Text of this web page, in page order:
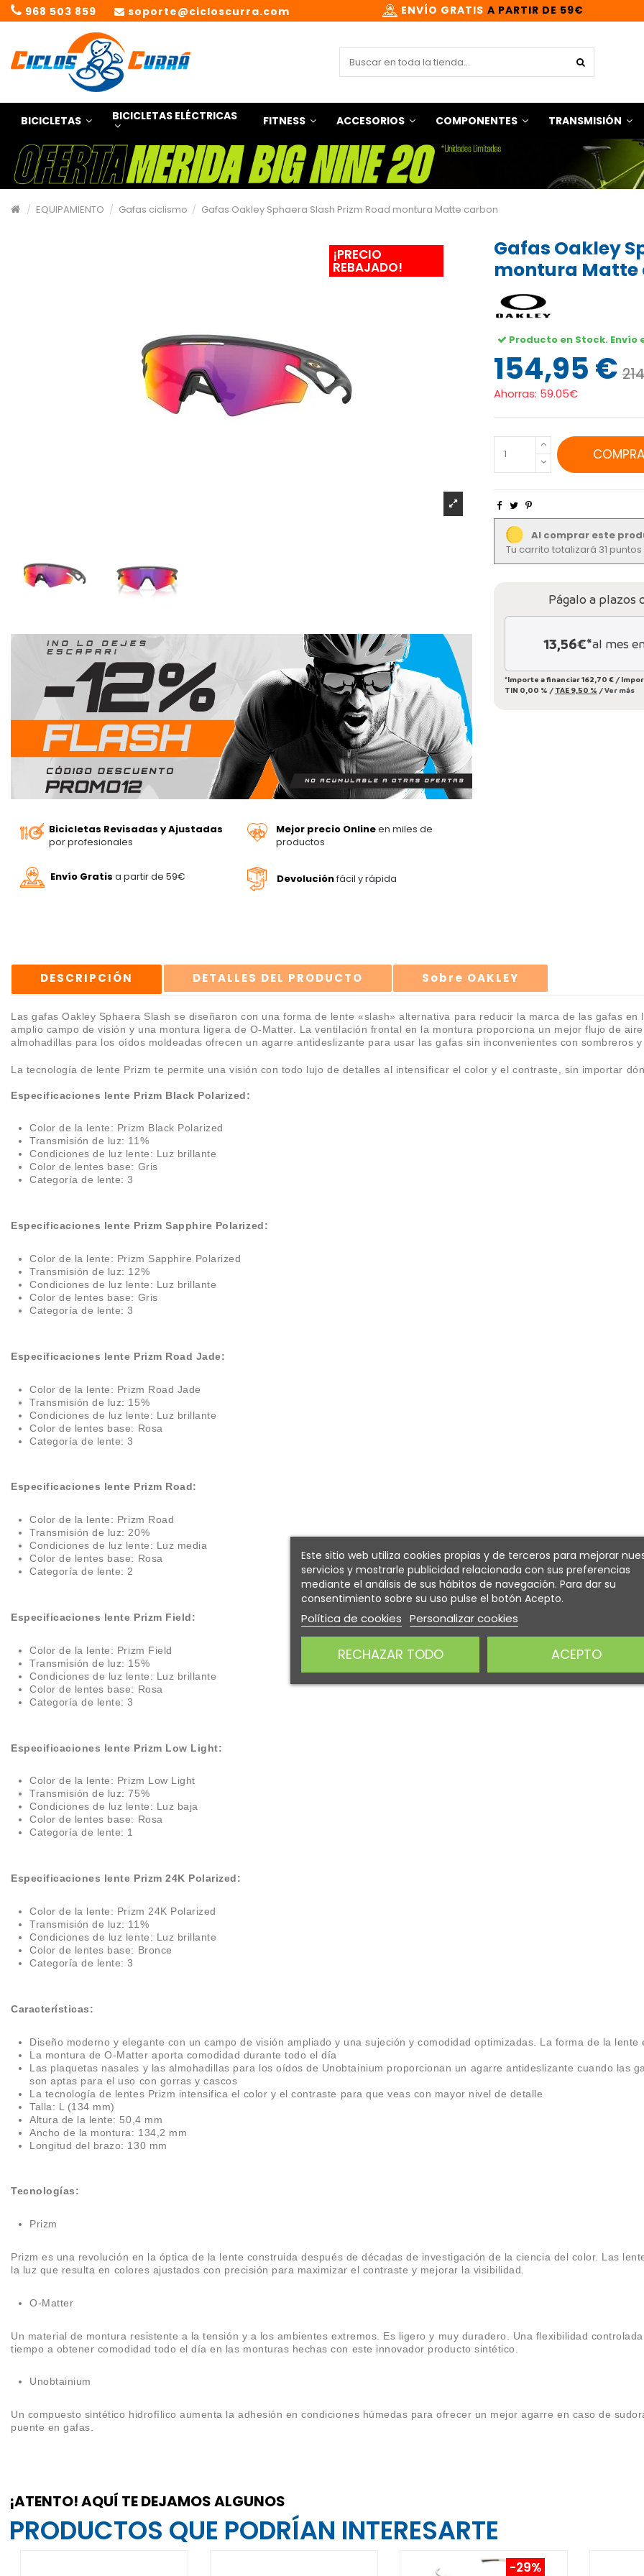
968 503 859 soporte@cicloscurra.com ENVÍO GRATIS A PARTIR DE 59€
BICICLETAS BICICLETAS ELÉCTRICAS FITNESS ACCESORIOS COMPONENTES TRANSMISIÓN
EQUIPAMIENTO Gafas ciclismo Gafas Oakley Sphaera Slash Prizm Road montura Matte carbon
¡PRECIO
REBAJADO!
Bicicletas Revisadas y Ajustadas
por profesionales
Mejor precio Onlineen miles de
productos
Envío Gratis a partir de 59€ Devoluciónfácil y rápida
Gafas Oakley
montura Matte
Producto en Stock. Envío
154,95 €
Ahorras: 59.05€
Al comprar este
Tu carrito totalizará 31
Págalo a plazos
13,56€*al mes
*Importe a financiar162,70 € /
TIN 0,00 % / TAE 9,50 % /Ver más
DESCRIPCIÓN DETALLES DEL PRODUCTO Sobre OAKLEY
Las gafas Oakley Sphaera Slash se diseñaron con una forma de lente «slash» alternativa para reducir la marca de las gafas
amplio campo de visión y una montura ligera de O‑Matter. La ventilación frontal en la montura proporciona un mejor flujo de
almohadillas para los oídos moldeadas ofrecen un agarre antideslizante para usar las gafas sin inconvenientes con sombreros y
La tecnología de lente Prizm te permite una visión con todo lujo de detalles al intensificar el color y el contraste, sin importar
Especificaciones lente Prizm Black Polarized:
Color de la lente: Prizm Black Polarized
Transmisión de luz: 11%
Condiciones de luz lente: Luz brillante
Color de lentes base: Gris
Categoría de lente: 3
Especificaciones lente Prizm Sapphire Polarized:
Color de la lente: Prizm Sapphire Polarized
Transmisión de luz: 12%
Condiciones de luz lente: Luz brillante
Color de lentes base: Gris
Categoría de lente: 3
Especificaciones lente Prizm Road Jade:
Color de la lente: Prizm Road Jade
Transmisión de luz: 15%
Condiciones de luz lente: Luz brillante
Color de lentes base: Rosa
Categoría de lente: 3
Especificaciones lente Prizm Road:
Color de la lente: Prizm Road
Transmisión de luz: 20%
Condiciones de luz lente: Luz media
Color de lentes base: Rosa
Categoría de lente: 2
Especificaciones lente Prizm Field:
Color de la lente: Prizm Field
Transmisión de luz: 15%
Condiciones de luz lente: Luz brillante
Color de lentes base: Rosa
Categoría de lente: 3
Especificaciones lente Prizm Low Light:
Color de la lente: Prizm Low Light
Transmisión de luz: 75%
Condiciones de luz lente: Luz baja
Color de lentes base: Rosa
Categoría de lente: 1
Especificaciones lente Prizm 24K Polarized:
Color de la lente: Prizm 24K Polarized
Transmisión de luz: 11%
Condiciones de luz lente: Luz brillante
Color de lentes base: Bronce
Categoría de lente: 3
Características:
Diseño moderno y elegante con un campo de visión ampliado y una sujeción y comodidad optimizadas. La forma de la
La montura de O‑Matter aporta comodidad durante todo el día
Las plaquetas nasales y las almohadillas para los oídos de Unobtainium proporcionan un agarre antideslizante cuando las
son aptas para el uso con gorras y cascos
La tecnología de lentes Prizm intensifica el color y el contraste para que veas con mayor nivel de detalle
Talla: L (134 mm)
Altura de la lente: 50,4 mm
Ancho de la montura: 134,2 mm
Longitud del brazo: 130 mm
Tecnologías:
Prizm
Prizm es una revolución en la óptica de la lente construida después de décadas de investigación de la ciencia del color. Las
la luz que resulta en colores ajustados con precisión para maximizar el contraste y mejorar la visibilidad.
O-Matter
Un material de montura resistente a la tensión y a los ambientes extremos. Es ligero y muy duradero. Una flexibilidad
tiempo a obtener comodidad todo el día en las monturas hechas con este innovador producto sintético.
Unobtainium
Un compuesto sintético hidrofílico aumenta la adhesión en condiciones húmedas para ofrecer un mejor agarre en caso de
puente en gafas.
¡ATENTO! AQUÍ TE DEJAMOS ALGUNOS
PRODUCTOS QUE PODRÍAN INTERESARTE
-29%
Este sitio web utiliza cookies propias y de terceros para mejorar
servicios y mostrarle publicidad relacionada con sus preferencias
mediante el análisis de sus hábitos de navegación. Para dar su
consentimiento sobre su uso pulse el botón Acepto.
Política de cookies Personalizar cookies
RECHAZAR TODO ACEPTO